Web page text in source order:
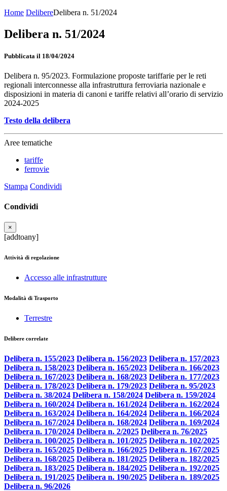
Home DelibereDelibera n. 51/2024
Delibera n. 51/2024
Pubblicata il 18/04/2024
Delibera n. 95/2023. Formulazione proposte tariffarie per le reti
regionali interconnesse alla infrastruttura ferroviaria nazionale e
disposizioni in materia di canoni e tariffe relativi all’orario di servizio
2024-2025
Testo della delibera
Aree tematiche
tariffe
ferrovie
Stampa Condividi
Condividi
×
[addtoany]
Attività di regolazione
Accesso alle infrastrutture
Modalità di Trasporto
Terrestre
Delibere correlate
Delibera n. 155/2023 Delibera n. 156/2023 Delibera n. 157/2023
Delibera n. 158/2023 Delibera n. 165/2023 Delibera n. 166/2023
Delibera n. 167/2023 Delibera n. 168/2023 Delibera n. 177/2023
Delibera n. 178/2023 Delibera n. 179/2023 Delibera n. 95/2023
Delibera n. 38/2024 Delibera n. 158/2024 Delibera n. 159/2024
Delibera n. 160/2024 Delibera n. 161/2024 Delibera n. 162/2024
Delibera n. 163/2024 Delibera n. 164/2024 Delibera n. 166/2024
Delibera n. 167/2024 Delibera n. 168/2024 Delibera n. 169/2024
Delibera n. 170/2024 Delibera n. 2/2025 Delibera n. 76/2025
Delibera n. 100/2025 Delibera n. 101/2025 Delibera n. 102/2025
Delibera n. 165/2025 Delibera n. 166/2025 Delibera n. 167/2025
Delibera n. 168/2025 Delibera n. 181/2025 Delibera n. 182/2025
Delibera n. 183/2025 Delibera n. 184/2025 Delibera n. 192/2025
Delibera n. 191/2025 Delibera n. 190/2025 Delibera n. 189/2025
Delibera n. 96/2026